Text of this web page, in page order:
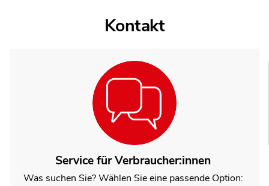
Kontakt
Service für Verbraucher:innen
Was suchen Sie? Wählen Sie eine passende Option: